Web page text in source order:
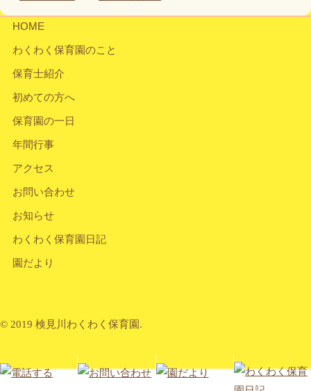
HOME
わくわく保育園のこと
保育士紹介
初めての方へ
保育園の一日
年間行事
アクセス
お問い合わせ
お知らせ
わくわく保育園日記
園だより
© 2019 検見川わくわく保育園.